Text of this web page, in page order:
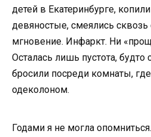
детей в Екатеринбурге,
девяностые, смеялись
мгновение. Инфаркт. Ни
Осталась лишь пустота,
бросили посреди комнаты,
одеколоном.
Годами я не могла